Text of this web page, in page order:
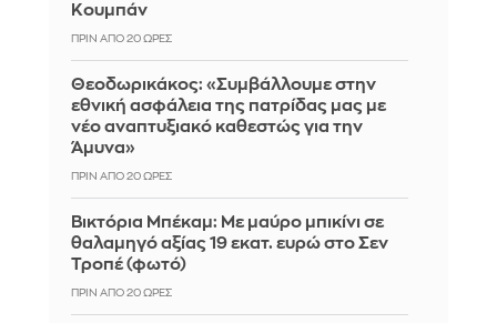
Κουμπάν
ΠΡΙΝ ΑΠΌ 20 ΏΡΕΣ
Θεοδωρικάκος: «Συμβάλλουμε στην
εθνική ασφάλεια της πατρίδας μας με
νέο αναπτυξιακό καθεστώς για την
Άμυνα»
ΠΡΙΝ ΑΠΌ 20 ΏΡΕΣ
Βικτόρια Μπέκαμ: Με μαύρο μπικίνι σε
θαλαμηγό αξίας 19 εκατ. ευρώ στο Σεν
Τροπέ (φωτό)
ΠΡΙΝ ΑΠΌ 20 ΏΡΕΣ